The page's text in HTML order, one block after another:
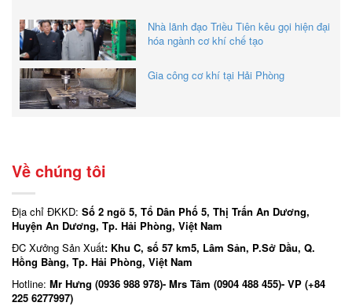
Nhà lãnh đạo Triều Tiên kêu gọi hiện đại
hóa ngành cơ khí chế tạo
Gia công cơ khí tại Hải Phòng
Về chúng tôi
Địa chỉ ĐKKD: Số 2 ngõ 5, Tổ Dân Phố 5, Thị Trấn An Dương,
Huyện An Dương, Tp. Hải Phòng, Việt Nam
ĐC Xưởng Sản Xuất: Khu C, số 57 km5, Lâm Sản, P.Sở Dầu, Q.
Hồng Bàng, Tp. Hải Phòng, Việt Nam
Hotline: Mr Hưng (0936 988 978)- Mrs Tâm (0904 488 455)- VP (+84
225 6277997)